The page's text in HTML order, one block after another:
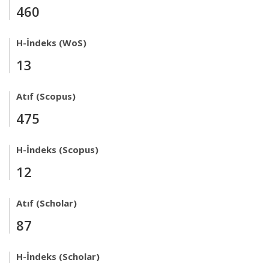
460
H-İndeks (WoS)
13
Atıf (Scopus)
475
H-İndeks (Scopus)
12
Atıf (Scholar)
87
H-İndeks (Scholar)